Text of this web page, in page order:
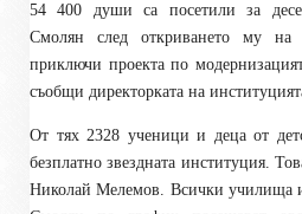
54 400 души са посетили за
Смолян след откриването му на
приключи проекта по
съобщи директорката на
От тях 2328 ученици и деца от
безплатно звездната институция.
Николай Мелемов. Всички училища